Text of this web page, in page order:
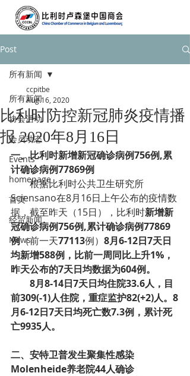
Post
所有新闻
协会活动
会员动态
Events
homepage
首页
经贸新闻
News
所有新闻
比利时防控新冠肺炎疫情播
报 2020年8月16日
ccpitbe
Aug 16, 2020
一、比利时新增新冠确诊病例756例,累
计确诊病例77869例
根据比利时公共卫生研究所
Sciensano在8月16日上午公布的疫情数
据，截至昨天（15日），比利时新增新
冠确诊病例756例,累计确诊病例77869
例（前一天77113例） 8月6-12日7天日
均新增588例，比前一周同比上升1%，
昨天公布的7天日均数据为604例。
8月8-14日7天日均住院33.6人，目
前309(-1)人住院，重症监护82(+2)人。8
月6-12日7天日均死亡数7.3例，累计死
亡9935人。
二、安特卫普发生聚集性感染
Molenheide养老院44人确诊